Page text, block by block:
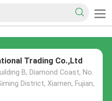
Trading Co.,Ltd
B, Diamond Coast, No.
District, Xiamen, Fujian,